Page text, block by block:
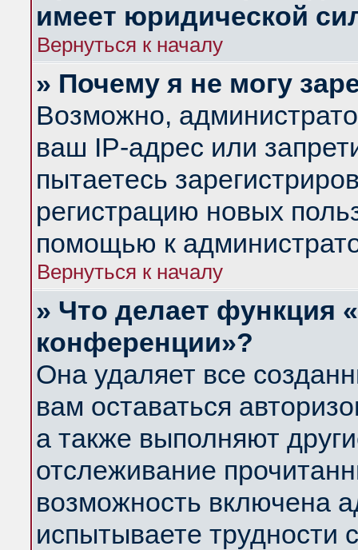
имеет юридической
Вернуться к началу
» Почему я не могу
Возможно,
ваш IP-адрес или
пытаетесь
регистрацию новых
помощью к
Вернуться к началу
» Что делает функция
конференции»?
Она удаляет все
вам оставаться
а также выполняют
отслеживание
возможность включена
испытываете трудности